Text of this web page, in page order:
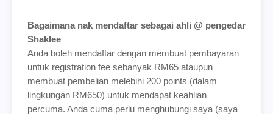
Bagaimana nak mendaftar sebagai ahli @ pengedar
Shaklee
Anda boleh mendaftar dengan membuat pembayaran
untuk registration fee sebanyak RM65 ataupun
membuat pembelian melebihi 200 points (dalam
lingkungan RM650) untuk mendapat keahlian
percuma. Anda cuma perlu menghubungi saya (saya